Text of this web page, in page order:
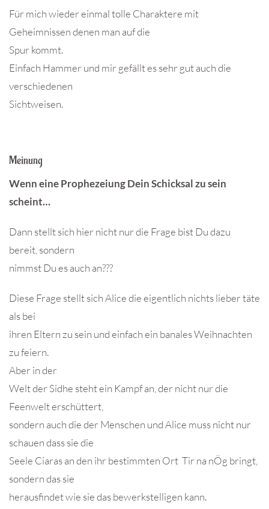
Für mich wieder einmal tolle Charaktere mit
Geheimnissen denen man auf die
Spur kommt.
Einfach Hammer und mir gefällt es sehr gut auch die
verschiedenen
Sichtweisen.
Meinung
Wenn eine Prophezeiung Dein Schicksal zu sein
scheint…
Dann stellt sich hier nicht nur die Frage bist Du dazu
bereit, sondern
nimmst Du es auch an???
Diese Frage stellt sich Alice die eigentlich nichts lieber täte
als bei
ihren Eltern zu sein und einfach ein banales Weihnachten
zu feiern.
Aber in der
Welt der Sidhe steht ein Kampf an, der nicht nur die
Feenwelt erschüttert,
sondern auch die der Menschen und Alice muss nicht nur
schauen dass sie die
Seele Ciaras an den ihr bestimmten Ort Tir na nÖg bringt,
sondern das sie
herausfindet wie sie das bewerkstelligen kann.